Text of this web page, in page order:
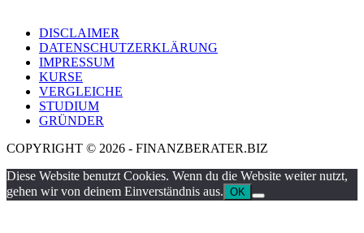
DISCLAIMER
DATENSCHUTZERKLÄRUNG
IMPRESSUM
KURSE
VERGLEICHE
STUDIUM
GRÜNDER
COPYRIGHT © 2026 - FINANZBERATER.BIZ
Diese Website benutzt Cookies. Wenn du die Website weiter nutzt,
gehen wir von deinem Einverständnis aus. OK